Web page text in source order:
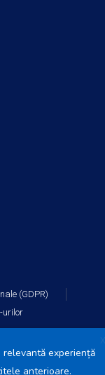
(GDPR)
urilor
X
relevantă experiență
anterioare.